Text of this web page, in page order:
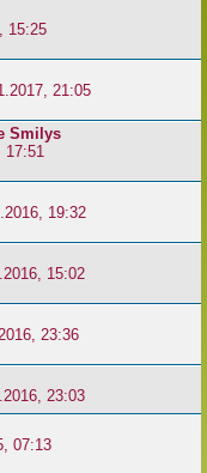
15:25
21:05
Smilys
17:51
19:32
15:02
23:36
23:03
07:13